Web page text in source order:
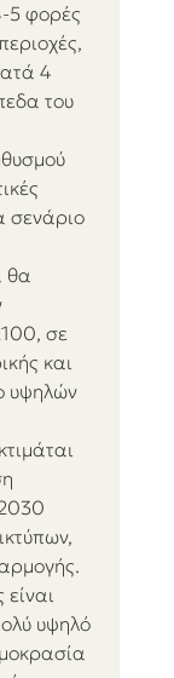
5 φορές
4
του
σενάριο
θα
σε
και
υψηλών
υψηλό